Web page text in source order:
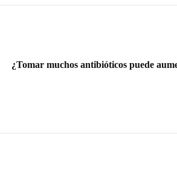
¿Tomar muchos antibióticos puede